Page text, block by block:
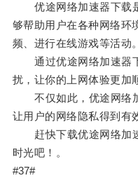
优途网络加速器下载
够帮助用户在各种网络环
频、进行在线游戏等活动。
通过优途网络加速器
扰，让你的上网体验更加
不仅如此，优途网络加
让用户的网络隐私得到有
赶快下载优途网络加速
时光吧！。
#37#